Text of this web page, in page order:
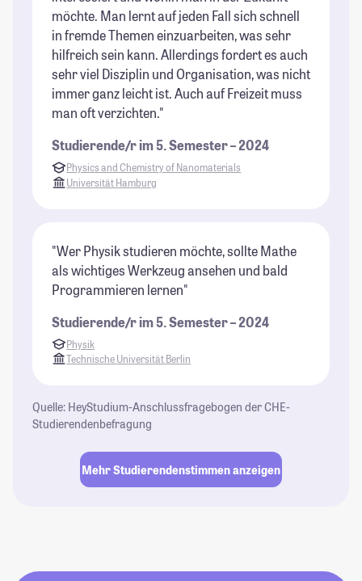
möchte. Man lernt auf jeden Fall sich schnell
in fremde Themen einzuarbeiten, was sehr
hilfreich sein kann. Allerdings fordert es auch
sehr viel Disziplin und Organisation, was nicht
immer ganz leicht ist. Auch auf Freizeit muss
man oft verzichten."
Studierende/r im 5. Semester – 2024
Physics and Chemistry of Nanomaterials
Universität Hamburg
"Wer Physik studieren möchte, sollte Mathe
als wichtiges Werkzeug ansehen und bald
Programmieren lernen"
Studierende/r im 5. Semester – 2024
Physik
Technische Universität Berlin
Quelle: HeyStudium-Anschlussfragebogen der CHE-
Studierendenbefragung
Mehr Studierendenstimmen anzeigen